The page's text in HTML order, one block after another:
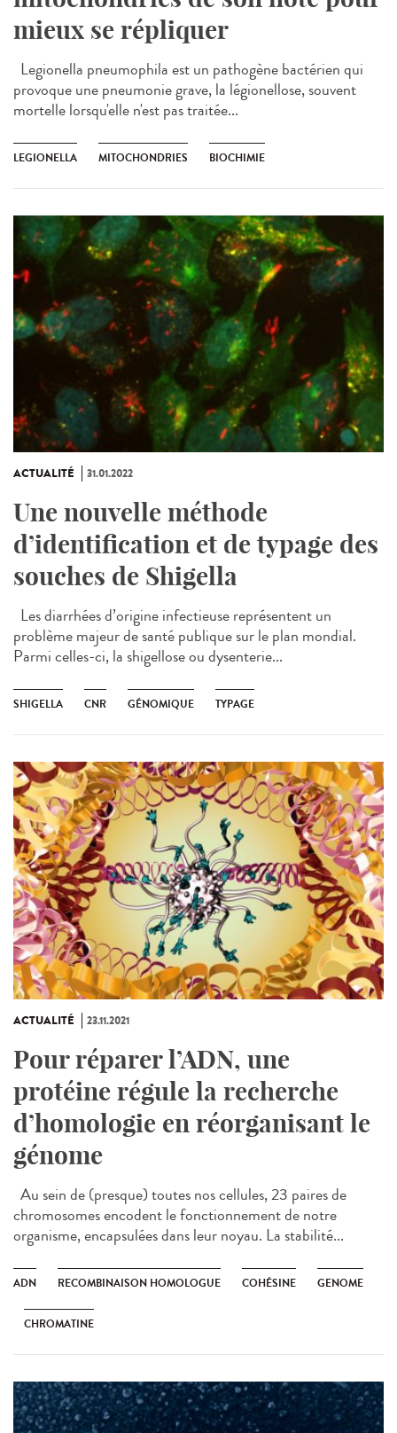
mieux se répliquer
Legionella pneumophila est un pathogène bactérien qui
provoque une pneumonie grave, la légionellose, souvent
mortelle lorsqu'elle n'est pas traitée...
LEGIONELLA MITOCHONDRIES BIOCHIMIE
ACTUALITÉ 31.01.2022
Une nouvelle méthode
d’identification et de typage des
souches de Shigella
Les diarrhées d’origine infectieuse représentent un
problème majeur de santé publique sur le plan mondial.
Parmi celles-ci, la shigellose ou dysenterie...
SHIGELLA CNR GÉNOMIQUE TYPAGE
ACTUALITÉ 23.11.2021
Pour réparer l’ADN, une
protéine régule la recherche
d’homologie en réorganisant le
génome
Au sein de (presque) toutes nos cellules, 23 paires de
chromosomes encodent le fonctionnement de notre
organisme, encapsulées dans leur noyau. La stabilité...
ADN RECOMBINAISON HOMOLOGUE COHÉSINE GENOME
CHROMATINE